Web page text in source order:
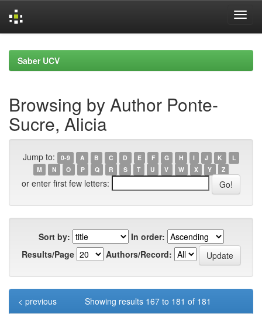
navigationSaber UCV
Browsing by Author Ponte-
Sucre, Alicia
Jump to: 0-9 A B C D E F G H I J K
L
M
N O P Q R S T U V W X Y Z
or enter first few letters:
Sort by:
In order:
Results/Page
Authors/Record:
Showing results 167 to 181 of 181
< previous